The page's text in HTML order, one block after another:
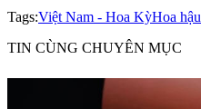
Tags:Việt Nam - Hoa KỳHoa
TIN CÙNG CHUYÊN MỤC